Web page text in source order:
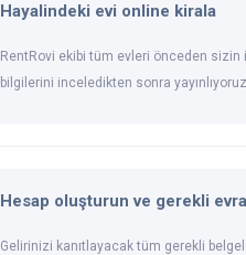
Hayalindeki evi online kirala
RentRovi ekibi tüm evleri önceden
bilgilerini inceledikten sonra
Hesap oluşturun ve gerekli
Gelirinizi kanıtlayacak tüm gerekli